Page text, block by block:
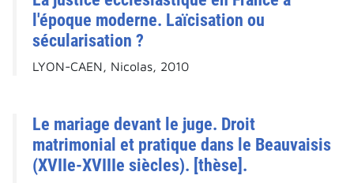
l'époque moderne. Laïcisation ou
sécularisation ?
LYON-CAEN, Nicolas, 2010
Le mariage devant le juge. Droit
matrimonial et pratique dans le Beauvaisis
(XVIIe-XVIIIe siècles). [thèse].